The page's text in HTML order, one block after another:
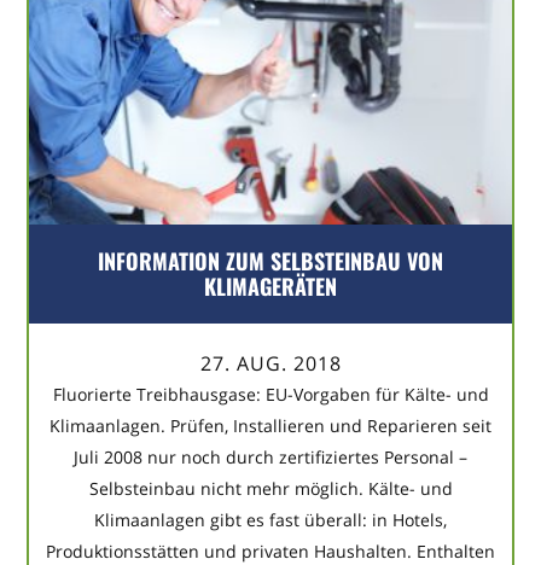
INFORMATION ZUM SELBSTEINBAU VON
KLIMAGERÄTEN
27. AUG. 2018
Fluorierte Treibhausgase: EU-Vorgaben für Kälte- und
Klimaanlagen. Prüfen, Installieren und Reparieren seit
Juli 2008 nur noch durch zertifiziertes Personal –
Selbsteinbau nicht mehr möglich. Kälte- und
Klimaanlagen gibt es fast überall: in Hotels,
Produktionsstätten und privaten Haushalten. Enthalten